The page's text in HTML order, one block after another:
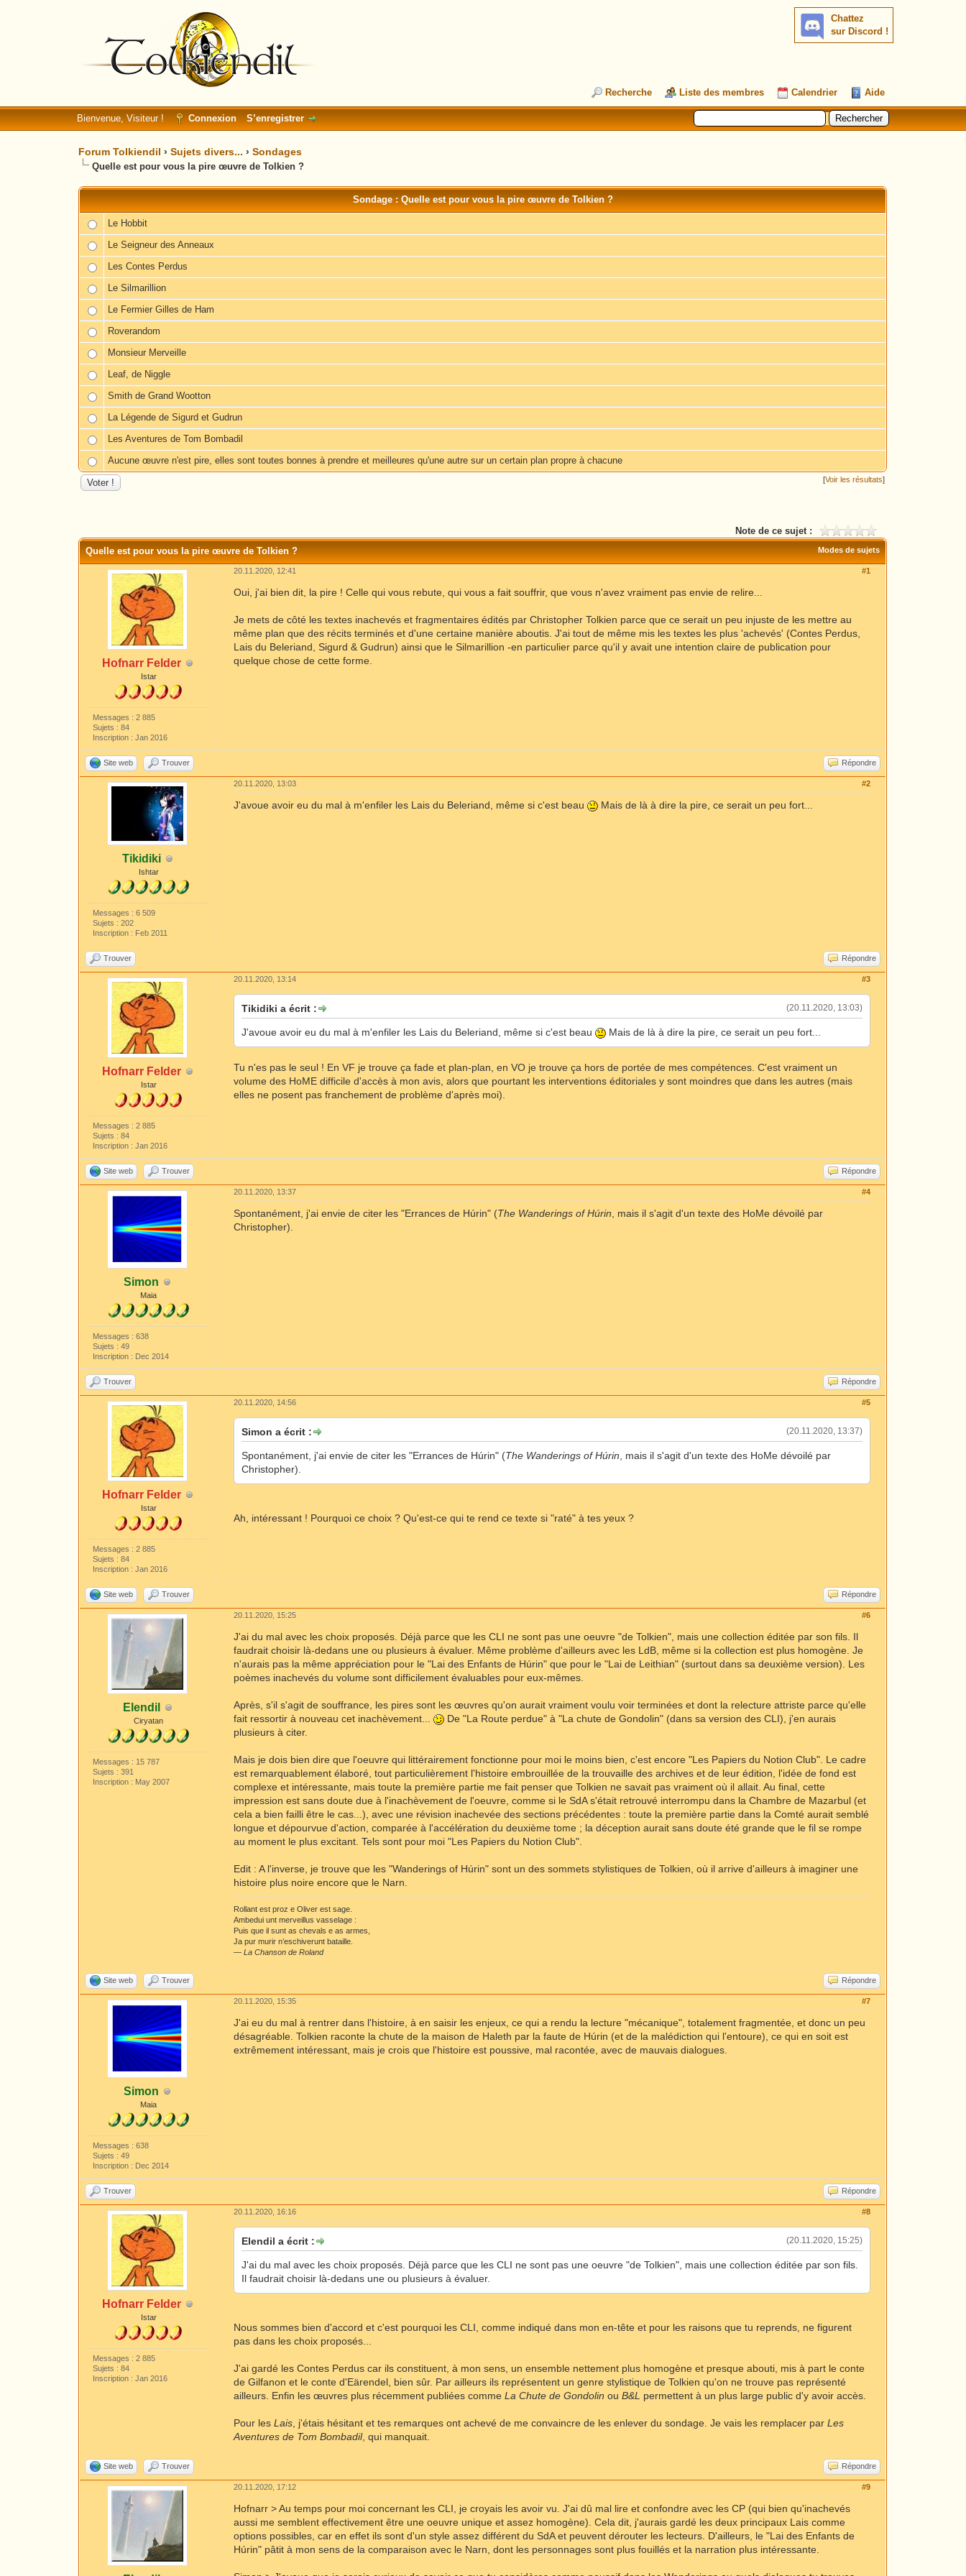
Chattez
sur Discord !
Recherche Liste des membres Calendrier Aide
Bienvenue, Visiteur ! Connexion S’enregistrer
Forum Tolkiendil ›Sujets divers... ›Sondages
Quelle est pour vous la pire œuvre de Tolkien ?
Sondage : Quelle est pour vous la pire œuvre de Tolkien ?
Le Hobbit
Le Seigneur des Anneaux
Les Contes Perdus
Le Silmarillion
Le Fermier Gilles de Ham
Roverandom
Monsieur Merveille
Leaf, de Niggle
Smith de Grand Wootton
La Légende de Sigurd et Gudrun
Les Aventures de Tom Bombadil
Aucune œuvre n'est pire, elles sont toutes bonnes à prendre et meilleures qu'une autre sur un certain plan propre à chacune
[Voir les résultats]
Note de ce sujet :
Modes de sujets
Quelle est pour vous la pire œuvre de Tolkien ?
Hofnarr Felder
Istar
Messages : 2 885
Sujets : 84
Inscription : Jan 2016
#1
20.11.2020, 12:41
Oui, j'ai bien dit, la pire ! Celle qui vous rebute, qui vous a fait souffrir, que vous n'avez vraiment pas envie de relire...
Je mets de côté les textes inachevés et fragmentaires édités par Christopher Tolkien parce que ce serait un peu injuste de les mettre au
même plan que des récits terminés et d'une certaine manière aboutis. J'ai tout de même mis les textes les plus 'achevés' (Contes Perdus,
Lais du Beleriand, Sigurd & Gudrun) ainsi que le Silmarillion -en particulier parce qu'il y avait une intention claire de publication pour
quelque chose de cette forme.
Site web Trouver Répondre
Tikidiki
Ishtar
Messages : 6 509
Sujets : 202
Inscription : Feb 2011
#2
20.11.2020, 13:03
J'avoue avoir eu du mal à m'enfiler les Lais du Beleriand, même si c'est beau Mais de là à dire la pire, ce serait un peu fort...
Trouver Répondre
Hofnarr Felder
Istar
Messages : 2 885
Sujets : 84
Inscription : Jan 2016
#3
20.11.2020, 13:14
(20.11.2020, 13:03)
Tikidiki a écrit :
J'avoue avoir eu du mal à m'enfiler les Lais du Beleriand, même si c'est beau Mais de là à dire la pire, ce serait un peu fort...
Tu n'es pas le seul ! En VF je trouve ça fade et plan-plan, en VO je trouve ça hors de portée de mes compétences. C'est vraiment un
volume des HoME difficile d'accès à mon avis, alors que pourtant les interventions éditoriales y sont moindres que dans les autres (mais
elles ne posent pas franchement de problème d'après moi).
Site web Trouver Répondre
Simon
Maia
Messages : 638
Sujets : 49
Inscription : Dec 2014
#4
20.11.2020, 13:37
Spontanément, j'ai envie de citer les "Errances de Húrin" (The Wanderings of Húrin , mais il s'agit d'un texte des HoMe dévoilé par
Christopher).
Trouver Répondre
Hofnarr Felder
Istar
Messages : 2 885
Sujets : 84
Inscription : Jan 2016
#5
20.11.2020, 14:56
(20.11.2020, 13:37)
Simon a écrit :
Spontanément, j'ai envie de citer les "Errances de Húrin" (The Wanderings of Húrin , mais il s'agit d'un texte des HoMe dévoilé par
Christopher).
Ah, intéressant ! Pourquoi ce choix ? Qu'est-ce qui te rend ce texte si "raté" à tes yeux ?
Site web Trouver Répondre
Elendil
Ciryatan
Messages : 15 787
Sujets : 391
Inscription : May 2007
#6
20.11.2020, 15:25
J'ai du mal avec les choix proposés. Déjà parce que les CLI ne sont pas une oeuvre "de Tolkien", mais une collection éditée par son fils. Il
faudrait choisir là-dedans une ou plusieurs à évaluer. Même problème d'ailleurs avec les LdB, même si la collection est plus homogène. Je
n'aurais pas la même appréciation pour le "Lai des Enfants de Húrin" que pour le "Lai de Leithian" (surtout dans sa deuxième version). Les
poèmes inachevés du volume sont difficilement évaluables pour eux-mêmes.
Après, s'il s'agit de souffrance, les pires sont les œuvres qu'on aurait vraiment voulu voir terminées et dont la relecture attriste parce qu'elle
fait ressortir à nouveau cet inachèvement...
De "La Route perdue" à "La chute de Gondolin" (dans sa version des CLI), j'en aurais
plusieurs à citer.
Mais je dois bien dire que l'oeuvre qui littérairement fonctionne pour moi le moins bien, c'est encore "Les Papiers du Notion Club". Le cadre
est remarquablement élaboré, tout particulièrement l'histoire embrouillée de la trouvaille des archives et de leur édition, l'idée de fond est
complexe et intéressante, mais toute la première partie me fait penser que Tolkien ne savait pas vraiment où il allait. Au final, cette
impression est sans doute due à l'inachèvement de l'oeuvre, comme si le SdA s'était retrouvé interrompu dans la Chambre de Mazarbul (et
cela a bien failli être le cas...), avec une révision inachevée des sections précédentes : toute la première partie dans la Comté aurait semblé
longue et dépourvue d'action, comparée à l'accélération du deuxième tome ; la déception aurait sans doute été grande que le fil se rompe
au moment le plus excitant. Tels sont pour moi "Les Papiers du Notion Club".
Edit : A l'inverse, je trouve que les "Wanderings of Húrin" sont un des sommets stylistiques de Tolkien, où il arrive d'ailleurs à imaginer une
histoire plus noire encore que le Narn.
Rollant est proz e Oliver est sage.
Ambedui unt merveillus vasselage :
Puis que il sunt as chevals e as armes,
Ja pur murir n’eschiverunt bataille.
—La Chanson de Roland
Site web Trouver Répondre
Simon
Maia
Messages : 638
Sujets : 49
Inscription : Dec 2014
#7
20.11.2020, 15:35
J'ai eu du mal à rentrer dans l'histoire, à en saisir les enjeux, ce qui a rendu la lecture "mécanique", totalement fragmentée, et donc un peu
désagréable. Tolkien raconte la chute de la maison de Haleth par la faute de Húrin (et de la malédiction qui l'entoure), ce qui en soit est
extrêmement intéressant, mais je crois que l'histoire est poussive, mal racontée, avec de mauvais dialogues.
Trouver Répondre
Hofnarr Felder
Istar
Messages : 2 885
Sujets : 84
Inscription : Jan 2016
#8
20.11.2020, 16:16
(20.11.2020, 15:25)
Elendil a écrit :
J'ai du mal avec les choix proposés. Déjà parce que les CLI ne sont pas une oeuvre "de Tolkien", mais une collection éditée par son fils.
Il faudrait choisir là-dedans une ou plusieurs à évaluer.
Nous sommes bien d'accord et c'est pourquoi les CLI, comme indiqué dans mon en-tête et pour les raisons que tu reprends, ne figurent
pas dans les choix proposés...
J'ai gardé les Contes Perdus car ils constituent, à mon sens, un ensemble nettement plus homogène et presque abouti, mis à part le conte
de Gilfanon et le conte d'Eärendel, bien sûr. Par ailleurs ils représentent un genre stylistique de Tolkien qu'on ne trouve pas représenté
ailleurs. Enfin les œuvres plus récemment publiées commeLa Chute de Gondolin ouB&L permettent à un plus large public d'y avoir accès.
Pour lesLais , j'étais hésitant et tes remarques ont achevé de me convaincre de les enlever du sondage. Je vais les remplacer parLes
Aventures de Tom Bombadil, qui manquait.
Site web Trouver Répondre
#9
20.11.2020, 17:12
Hofnarr > Au temps pour moi concernant les CLI, je croyais les avoir vu. J'ai dû mal lire et confondre avec les CP (qui bien qu'inachevés
aussi me semblent effectivement être une oeuvre unique et assez homogène). Cela dit, j'aurais gardé les deux principaux Lais comme
options possibles, car en effet ils sont d'un style assez différent du SdA et peuvent dérouter les lecteurs. D'ailleurs, le "Lai des Enfants de
Húrin" pâtit à mon sens de la comparaison avec le Narn, dont les personnages sont plus fouillés et la narration plus intéressante.